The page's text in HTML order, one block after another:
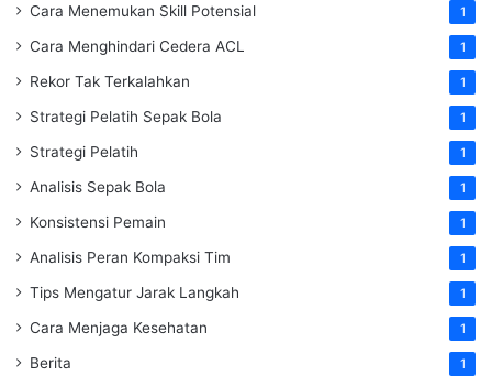
Cara Menemukan Skill Potensial 1
Cara Menghindari Cedera ACL 1
Rekor Tak Terkalahkan 1
Strategi Pelatih Sepak Bola 1
Strategi Pelatih 1
Analisis Sepak Bola 1
Konsistensi Pemain 1
Analisis Peran Kompaksi Tim 1
Tips Mengatur Jarak Langkah 1
Cara Menjaga Kesehatan 1
Berita 1